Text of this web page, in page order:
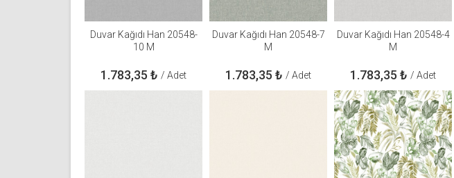
Duvar Kağıdı Han 20548-
10 M
1.783,35 ₺ / Adet
Duvar Kağıdı Han 20548-7
M
1.783,35 ₺ / Adet
Duvar Kağıdı Han 20548-4
M
1.783,35 ₺ / Adet